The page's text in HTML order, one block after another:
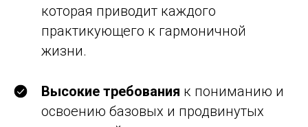
которая приводит каждого
практикующего к гармоничной
жизни.
Высокие требования к пониманию и
освоению базовых и продвинутых